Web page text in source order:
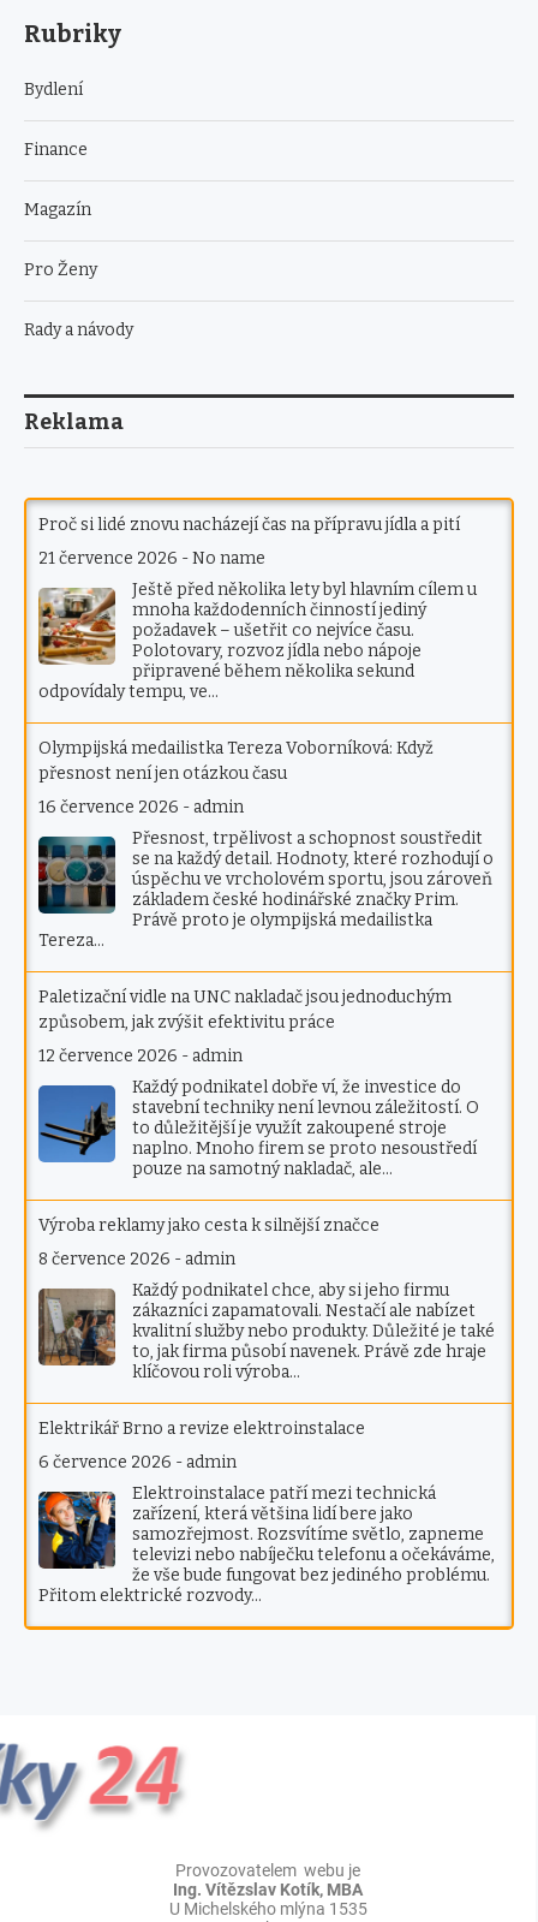
Proč si lidé znovu nacházejí čas na přípravu jídla a pití
21 července 2026 -No name
Ještě před několika lety byl hlavním cílem u
mnoha každodenních činností jediný
požadavek – ušetřit co nejvíce času.
Polotovary, rozvoz jídla nebo nápoje
připravené během několika sekund
odpovídaly tempu, ve…
Olympijská medailistka Tereza Voborníková: Když
přesnost není jen otázkou času
16 července 2026 - admin
Přesnost, trpělivost a schopnost soustředit
se na každý detail. Hodnoty, které rozhodují o
úspěchu ve vrcholovém sportu, jsou zároveň
základem české hodinářské značky Prim.
Právě proto je olympijská medailistka
Tereza…
Paletizační vidle na UNC nakladač jsou jednoduchým
způsobem, jak zvýšit efektivitu práce
12 července 2026 - admin
Každý podnikatel dobře ví, že investice do
stavební techniky není levnou záležitostí. O
to důležitější je využít zakoupené stroje
naplno. Mnoho firem se proto nesoustředí
pouze na samotný nakladač, ale…
Výroba reklamy jako cesta k silnější značce
8 července 2026 - admin
Každý podnikatel chce, aby si jeho firmu
zákazníci zapamatovali. Nestačí ale nabízet
kvalitní služby nebo produkty. Důležité je také
to, jak firma působí navenek. Právě zde hraje
klíčovou roli výroba…
Elektrikář Brno a revize elektroinstalace
6 července 2026 - admin
Elektroinstalace patří mezi technická
zařízení, která většina lidí bere jako
samozřejmost. Rozsvítíme světlo, zapneme
televizi nebo nabíječku telefonu a očekáváme,
že vše bude fungovat bez jediného problému.
Přitom elektrické rozvody…
Rubriky
Bydlení
Finance
Magazín
Pro Ženy
Rady a návody
Reklama
Provozovatelem webu je
Ing. Vítězslav Kotík, MBA
U Michelského mlýna 1535